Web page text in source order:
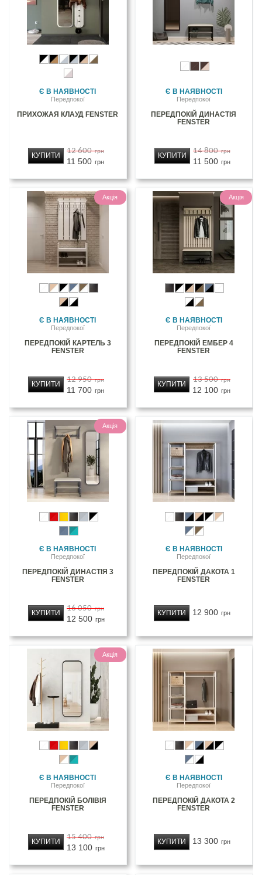
Є В НАЯВНОСТІ
Передпокої
ПРИХОЖАЯ КЛАУД FENSTER
12 600 грн
11 500 грн
КУПИТИ
Є В НАЯВНОСТІ
Передпокої
ПЕРЕДПОКІЙ ДИНАСТІЯ
FENSTER
14 800 грн
11 500 грн
КУПИТИ
Акція
Є В НАЯВНОСТІ
Передпокої
ПЕРЕДПОКІЙ КАРТЕЛЬ 3
FENSTER
12 950 грн
11 700 грн
КУПИТИ
Акція
Є В НАЯВНОСТІ
Передпокої
ПЕРЕДПОКІЙ ЕМБЕР 4
FENSTER
13 500 грн
12 100 грн
КУПИТИ
Акція
Є В НАЯВНОСТІ
Передпокої
ПЕРЕДПОКІЙ ДИНАСТІЯ 3
FENSTER
16 050 грн
12 500 грн
КУПИТИ
Є В НАЯВНОСТІ
Передпокої
ПЕРЕДПОКІЙ ДАКОТА 1
FENSTER
12 900 грн
КУПИТИ
Акція
Є В НАЯВНОСТІ
Передпокої
ПЕРЕДПОКІЙ БОЛІВІЯ
FENSTER
15 400 грн
13 100 грн
КУПИТИ
Є В НАЯВНОСТІ
Передпокої
ПЕРЕДПОКІЙ ДАКОТА 2
FENSTER
13 300 грн
КУПИТИ